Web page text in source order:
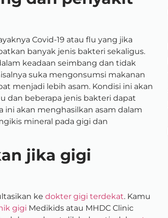
Covid-19 atau flu yang jika
banyak jenis bakteri sekaligus.
keadaan seimbang dan tidak
suka mengonsumsi makanan
menjadi lebih asam. Kondisi ini akan
dan beberapa jenis bakteri dapat
ini akan menghasilkan asam dalam
mineral pada gigi dan
jika gigi
ke dokter gigi terdekat. Kamu
gigi Medikids atau MHDC Clinic